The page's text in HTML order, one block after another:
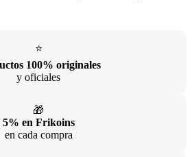
⭐
100% originales
y oficiales
🎁
5% en Frikoins
en cada compra